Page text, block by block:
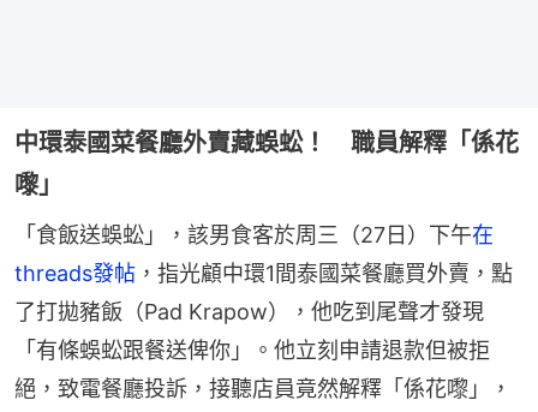
中環泰國菜餐廳外賣藏蜈蚣！ 職員解釋「係花
嚟」
「食飯送蜈蚣」，該男食客於周三（27日）下午在
threads發帖 ，指光顧中環1間泰國菜餐廳買外賣，點
了打拋豬飯（Pad Krapow），他吃到尾聲才發現
「有條蜈蚣跟餐送俾你」。他立刻申請退款但被拒
絕，致電餐廳投訴，接聽店員竟然解釋「係花嚟」，